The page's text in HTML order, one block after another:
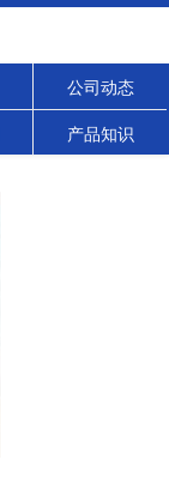
公司动态
产品知识